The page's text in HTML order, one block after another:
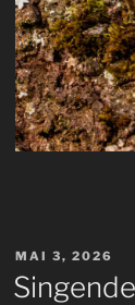
AM
MAI 3, 2026